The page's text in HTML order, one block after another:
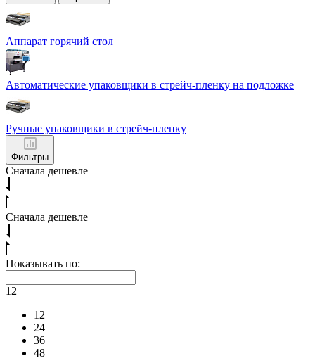
Аппарат горячий стол
Автоматические упаковщики в стрейч-пленку на подложке
Ручные упаковщики в стрейч-пленку
Фильтры
Сначала дешевле
Сначала дешевле
Показывать по:
12
12
24
36
48